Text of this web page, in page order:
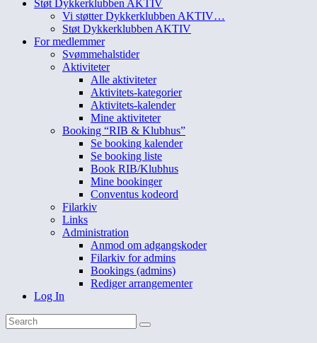
Støt Dykkerklubben AKTIV
Vi støtter Dykkerklubben AKTIV…
Støt Dykkerklubben AKTIV
For medlemmer
Svømmehalstider
Aktiviteter
Alle aktiviteter
Aktivitets-kategorier
Aktivitets-kalender
Mine aktiviteter
Booking “RIB & Klubhus”
Se booking kalender
Se booking liste
Book RIB/Klubhus
Mine bookinger
Conventus kodeord
Filarkiv
Links
Administration
Anmod om adgangskoder
Filarkiv for admins
Bookings (admins)
Rediger arrangementer
Log In